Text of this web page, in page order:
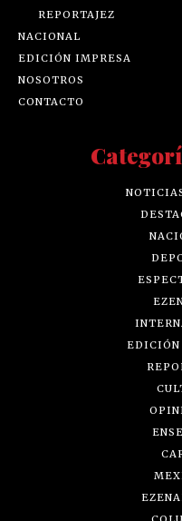
REPORTAJEZ
NACIONAL
EDICIÓN IMPRESA
NOSOTROS
CONTACTO